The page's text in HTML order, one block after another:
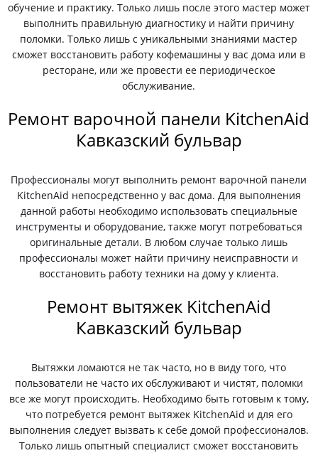
обучение и практику. Только лишь после этого мастер может
выполнить правильную диагностику и найти причину
поломки. Только лишь с уникальными знаниями мастер
сможет восстановить работу кофемашины у вас дома или в
ресторане, или же провести ее периодическое
обслуживание.
Ремонт варочной панели KitchenAid
Кавказский бульвар
Профессионалы могут выполнить ремонт варочной панели
KitchenAid непосредственно у вас дома. Для выполнения
данной работы необходимо использовать специальные
инструменты и оборудование, также могут потребоваться
оригинальные детали. В любом случае только лишь
профессионалы может найти причину неисправности и
восстановить работу техники на дому у клиента.
Ремонт вытяжек KitchenAid
Кавказский бульвар
Вытяжки ломаются не так часто, но в виду того, что
пользователи не часто их обслуживают и чистят, поломки
все же могут происходить. Необходимо быть готовым к тому,
что потребуется ремонт вытяжек KitchenAid и для его
выполнения следует вызвать к себе домой профессионалов.
Только лишь опытный специалист сможет восстановить